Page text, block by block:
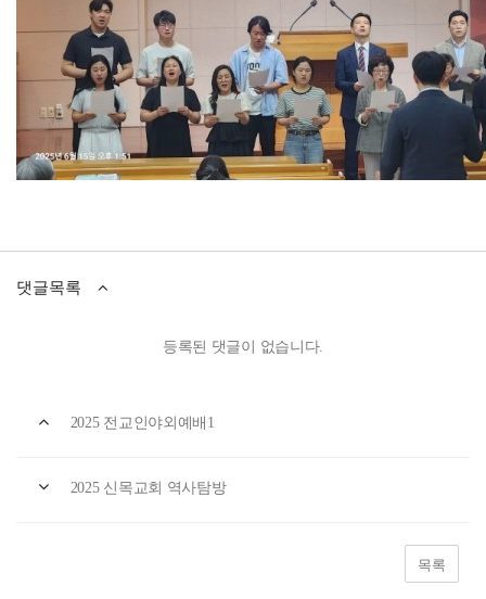
댓글목록
등록된 댓글이 없습니다.
2025 전교인야외예배1
2025 신목교회 역사탐방
목록